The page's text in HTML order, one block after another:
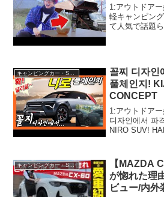
1:アウトドア
軽キャンピン
て人気で話題
キャンピングカー・SUV人気車種
꼴찌 디자인
풀체인지!
CONCEPT
1:アウトドア
디자인에서 파
NIRO SUV!
キャンピングカー・SUV人気車種
【MAZDA
が惚れた理
ビュー/内外